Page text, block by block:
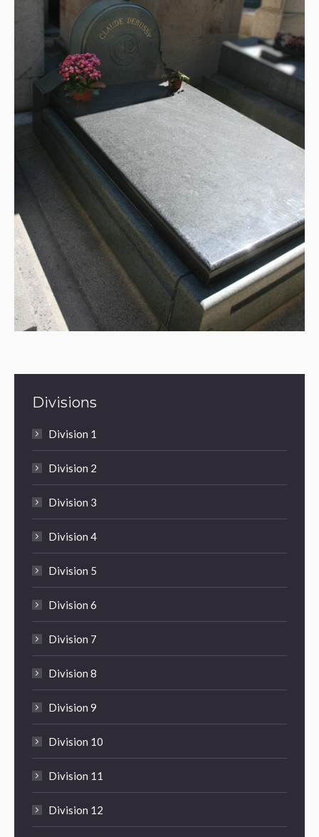
Divisions
Division 1
Division 2
Division 3
Division 4
Division 5
Division 6
Division 7
Division 8
Division 9
Division 10
Division 11
Division 12